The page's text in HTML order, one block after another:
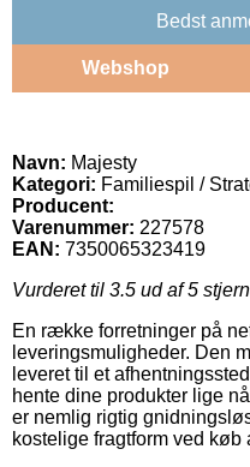
Bedst
Webshop
Navn: Majesty
Kategori: Familiespil /
Producent:
Varenummer: 227578
EAN: 7350065323419
Vurderet til 3.5 ud af 5
En række forretninger på
leveringsmuligheder. Den
leveret til et
hente dine produkter lige
er nemlig rigtig
kostelige fragtform ved køb